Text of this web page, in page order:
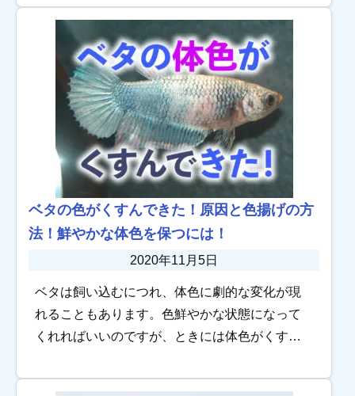
屋内飼育が向いているため、「屋外飼育から屋
内飼育に […]
ベタの色がくすんできた！原因と色揚げの方
法！鮮やかな体色を保つには！
2020年11月5日
ベタは飼い込むにつれ、体色に劇的な変化が現
れることもあります。色鮮やかな状態になって
くれればいいのですが、ときには体色がくすん
かな？」と思ってしまう、ベタ飼育初心者さん